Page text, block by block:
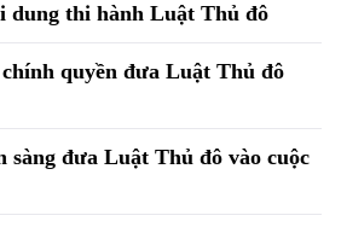
dung thi hành Luật Thủ đô
quyền đưa Luật Thủ đô
sàng đưa Luật Thủ đô vào cuộc